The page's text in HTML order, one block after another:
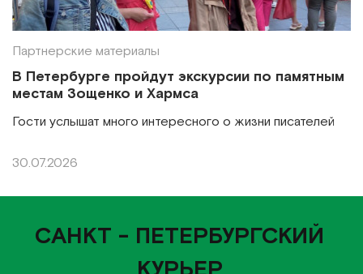
Партнерские материалы
В Петербурге пройдут экскурсии по памятным
местам Зощенко и Хармса
Гости услышат много интересного о жизни писателей
30.07.2026
САНКТ - ПЕТЕРБУРГСКИЙ